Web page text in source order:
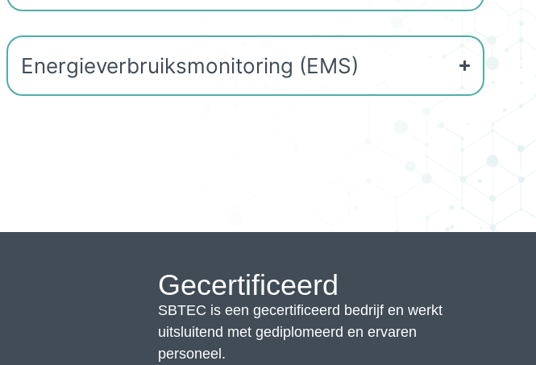
Energieverbruiksmonitoring (EMS)
Gecertificeerd
SBTEC is een gecertificeerd bedrijf en werkt
uitsluitend met gediplomeerd en ervaren
personeel.